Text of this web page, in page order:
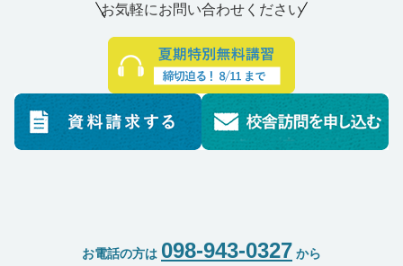
お気軽にお問い合わせください
お電話の方は 098-943-0327 から